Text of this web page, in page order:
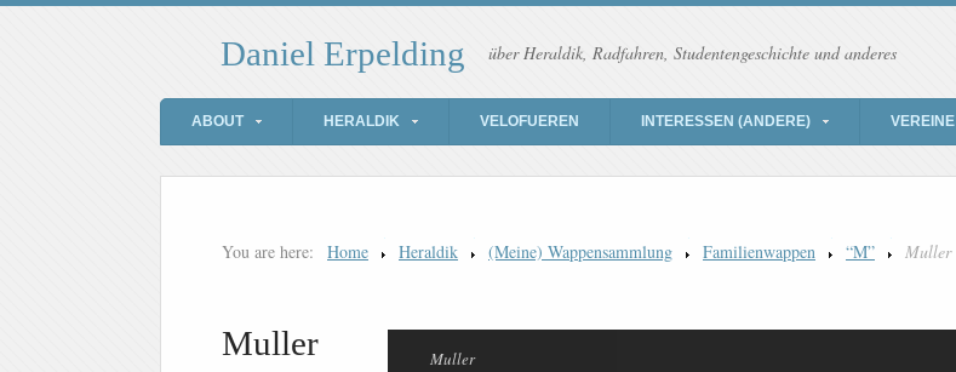
Daniel Erpelding über Heraldik, Radfahren, Studentengeschichte und anderes
ABOUT HERALDIK VELOFUEREN INTERESSEN (ANDERE) VEREINE
You are here: Home Heraldik (Meine) Wappensammlung Familienwappen “M” Muller
Muller Muller